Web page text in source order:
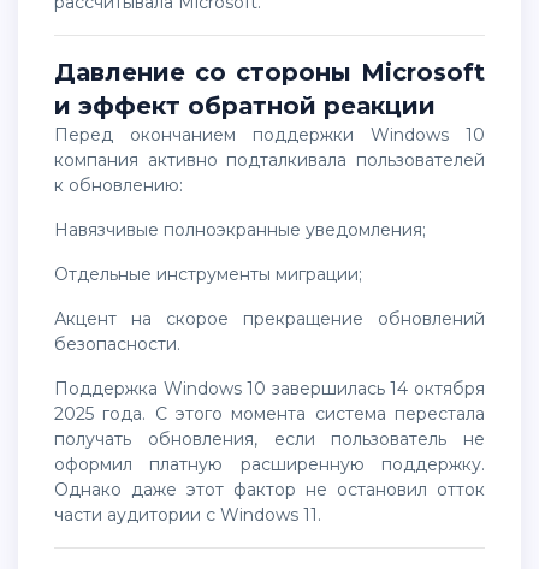
Давление со стороны Microsoft
и эффект обратной реакции
Перед окончанием поддержки Windows 10
компания активно подталкивала пользователей
к обновлению:
навязчивые полноэкранные уведомления;
отдельные инструменты миграции;
акцент на скорое прекращение обновлений
безопасности.
Поддержка Windows 10 завершилась 14 октября
2025 года. С этого момента система перестала
получать обновления, если пользователь не
оформил платную расширенную поддержку.
Однако даже этот фактор не остановил отток
части аудитории с Windows 11.